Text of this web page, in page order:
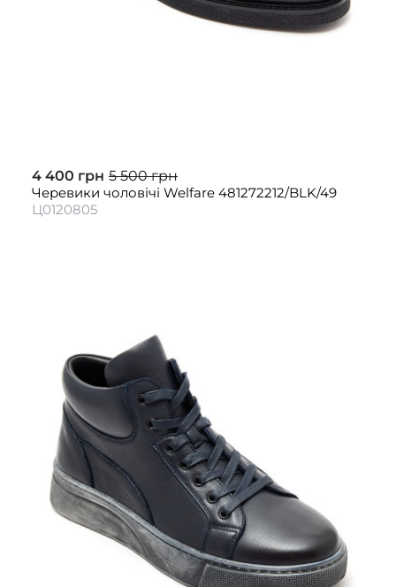
4 400 грн 5 500 грн
Черевики чоловічі Welfare 481272212/BLK/49
Ц0120805